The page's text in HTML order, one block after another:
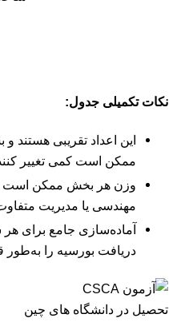
نکات تکمیلی جدول:
این اعداد تقریبی هستند
ممکن است کمی تغییر
وزن هر بخش ممکن است
مهندسی یا مدیریت
آماده‌سازی جامع برای
دریافت بورسیه را
تحصیل در دانشگاه های چین